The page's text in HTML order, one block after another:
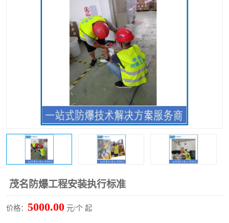
茂名防爆工程安装执行标准
价格： 5000.00 元/个 起
煤安矿安
IECEx防爆认证 防爆设计
各国防爆认证
SIL认证
防爆电气检测机构 防爆合格证代理机构